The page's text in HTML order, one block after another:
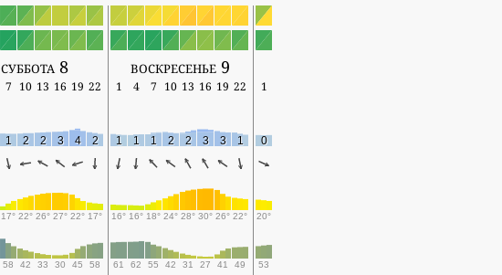
суббота 8 воскресенье 9
7 10 13 16 19 22 1 4 7 10 13 16 19 22
1
1 2 2 3 4 2 1 1 1 2 2 3 3 1 0
17° 22° 26° 27° 22° 17° 16° 16° 18° 24° 28° 30° 26° 22° 20°
58 42 33 30 45 58 61 62 55 42 31 27 41 49 53